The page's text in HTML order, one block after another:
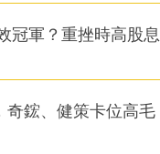
冠軍？重挫時高股息
奇鋐、健策卡位高毛